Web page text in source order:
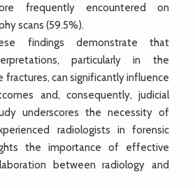
frequently encountered on
scans (59.5%).
findings demonstrate that
particularly in the
can significantly influence
and, consequently, judicial
underscores the necessity of
radiologists in forensic
the importance of effective
between radiology and